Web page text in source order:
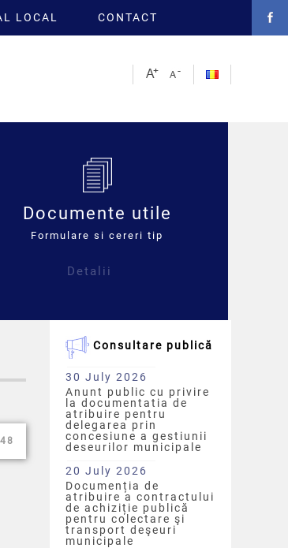
LOCAL CONTACT
Documente utile
Formulare si cereri tip
Detalii
Consultare publică
30 July 2026
Anunt public cu privire
la documentatia de
atribuire pentru
delegarea prin
concesiune a gestiunii
deseurilor municipale
20 July 2026
Documenția de
atribuire a contractului
de achiziție publică
pentru colectare şi
transport deşeuri
municipale